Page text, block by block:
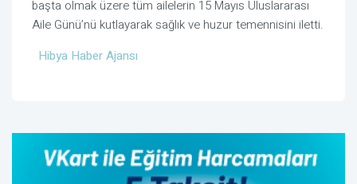
başta olmak üzere tüm ailelerin 15 Mayıs Uluslararası
Aile Günü’nü kutlayarak sağlık ve huzur temennisini iletti.
Hibya Haber Ajansı